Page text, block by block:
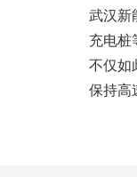
武汉新
充电桩
不仅如
保持高